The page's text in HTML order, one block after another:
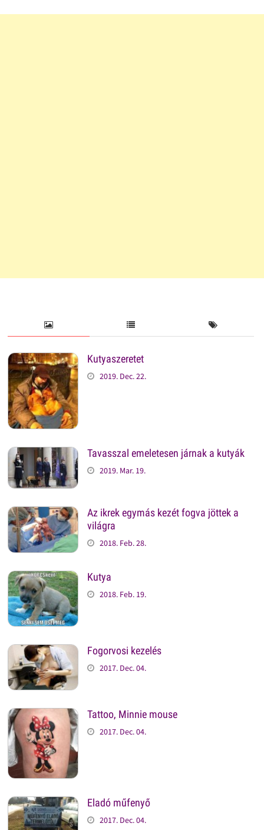
Kutyaszeretet
2019. Dec. 22.
Tavasszal emeletesen járnak a kutyák
2019. Mar. 19.
Az ikrek egymás kezét fogva jöttek a
világra
2018. Feb. 28.
Kutya
2018. Feb. 19.
Fogorvosi kezelés
2017. Dec. 04.
Tattoo, Minnie mouse
2017. Dec. 04.
Eladó műfenyő
2017. Dec. 04.